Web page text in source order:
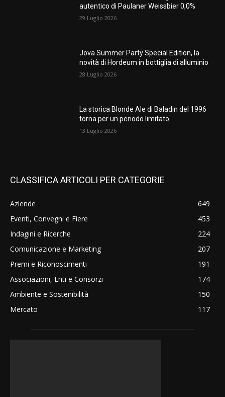
autentico di Paulaner Weissbier 0,0%
29 Luglio 2026
Jova Summer Party Special Edition, la
novità di Hordeum in bottiglia di alluminio
28 Luglio 2026
La storica Blonde Ale di Baladin del 1996
torna per un periodo limitato
13 Luglio 2026
CLASSIFICA ARTICOLI PER CATEGORIE
Aziende
649
Eventi, Convegni e Fiere
453
Indagini e Ricerche
224
Comunicazione e Marketing
207
Premi e Riconoscimenti
191
Associazioni, Enti e Consorzi
174
Ambiente e Sostenibilità
150
Mercato
117